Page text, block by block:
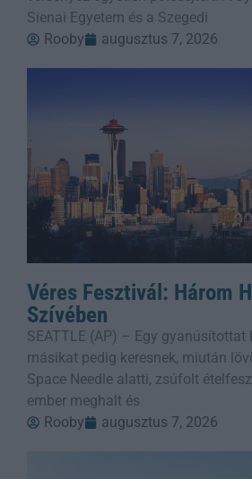
Sienai Egyetem és a Szegedi
Rooby
augusztus 7, 2026
Véres Fesztivál: Három
Szívében
SEATTLE (AP) – Egy gyanúsítottat
másikat pedig keresnek, miután
Space Needle alatti, zsúfolt
ember meghalt és
Rooby
augusztus 7, 2026